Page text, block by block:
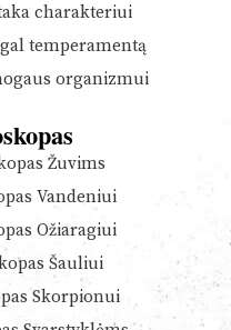
charakteriui
temperamentą
organizmui
Žuvims
Vandeniui
Ožiaragiui
Šauliui
Skorpionui